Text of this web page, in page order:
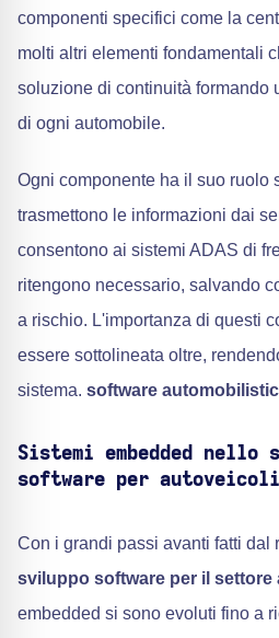
componenti specifici come la
molti altri elementi fondamentali
soluzione di continuità formando
di ogni automobile.
Ogni componente ha il suo ruolo
trasmettono le informazioni dai
consentono ai sistemi ADAS di
ritengono necessario, salvando
a rischio. L'importanza di questi
essere sottolineata oltre,
sistema. software
Sistemi embedded nello
software per autoveicoli
Con i grandi passi avanti fatti dal
sviluppo software per il
embedded si sono evoluti fino a